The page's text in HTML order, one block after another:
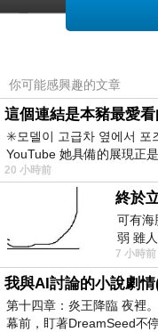
Eastwood Conor
遜在小鎮過著悠
被欺負的人，直
改變他的生活。
電影有點像是丹
都是身手矯健的
幫助小鎮上的居
民串門子，大量
平淡。
你可能感興趣的文章
這個連結是本豬最愛
✳️모델이 고급차 옆에서 포
YouTube 她具備的展現正
20 小時前
終於
可有海
弱 雖
者 只
7 小時前
我與AI討論的小說劇情
第十四章：炎王降臨 夜裡
幕前，盯著DreamSeed不